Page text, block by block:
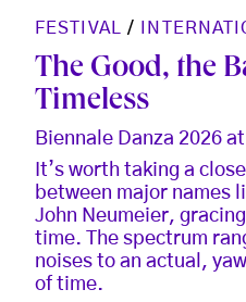
FESTIVAL /
The Good, the
Timeless
Biennale Danza 2026
It’s worth taking a
between major names
John Neumeier,
time. The spectrum
noises to an actual,
of time.